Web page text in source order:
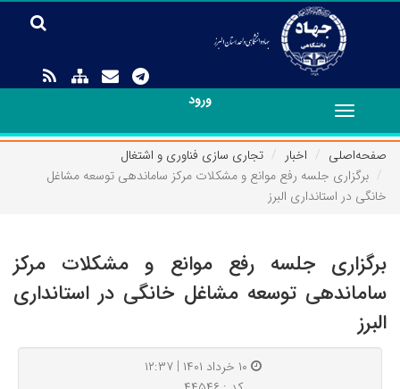
ورود
Toggle
navigation
صفحه‌اصلی
اخبار
تجاری سازی فناوری و اشتغال
برگزاری جلسه رفع موانع و مشکلات مرکز ساماندهی توسعه مشاغل
خانگی در استانداری البرز
برگزاری جلسه رفع موانع و مشکلات مرکز
ساماندهی توسعه مشاغل خانگی در استانداری
البرز
۱۰ خرداد ۱۴۰۱ | ۱۲:۳۷